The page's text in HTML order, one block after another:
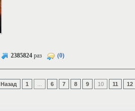
2385824 раз (0)
Назад 1 6 7 8 9 10 11 12